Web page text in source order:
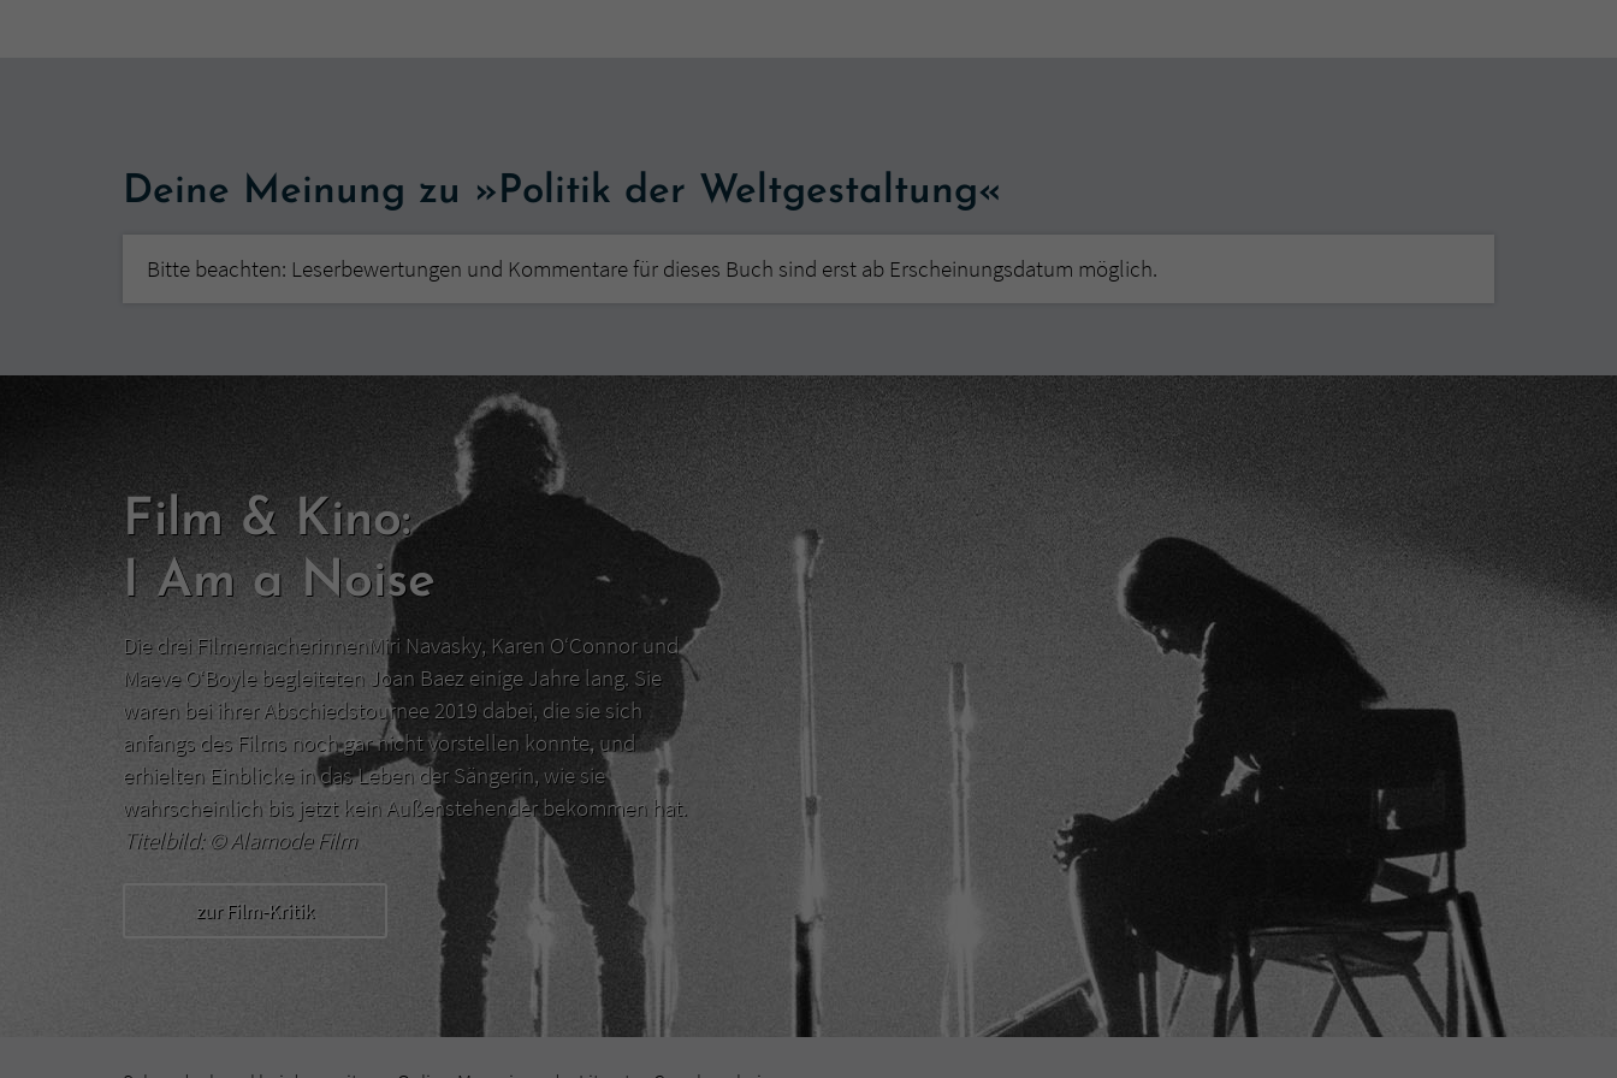
Deine Meinung zu »Politik der Weltgestaltung«
Bitte beachten: Leserbewertungen und Kommentare für dieses Buch sind erst ab Erscheinungsdatum möglich.
Film & Kino:
I Am a Noise
Die drei FilmemacherinnenMiri Navasky, Karen O‘Connor und
Maeve O‘Boyle begleiteten Joan Baez einige Jahre lang. Sie
waren bei ihrer Abschiedstournee 2019 dabei, die sie sich
anfangs des Films noch gar nicht vorstellen konnte, und
erhielten Einblicke in das Leben der Sängerin, wie sie
wahrscheinlich bis jetzt kein Außenstehender bekommen hat.
Titelbild: ©Alamode Film
zur Film-Kritik